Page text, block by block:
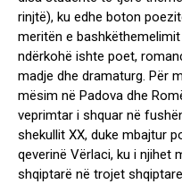
rinjtë), ku edhe boton
meritën e
ndërkohë ishte poet,
madje dhe dramaturg. Për
mësim në Padova dhe
veprimtar i shquar në
shekullit XX, duke mbajtur
qeverinë Vërlaci, ku i njihet
shqiptarë në trojet